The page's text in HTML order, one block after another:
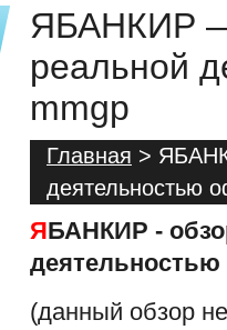
ЯБАНКИР —
реальной
mmgp
Главная >
деятельностью
ЯБАНКИР -
(данный обзор